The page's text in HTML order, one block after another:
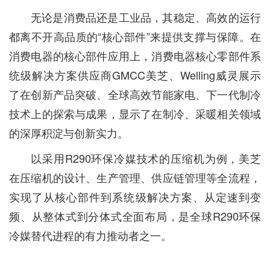
无论是消费品还是工业品，其稳定、高效的运行
都离不开高品质的“核心部件”来提供支撑与保障。在
消费电器的核心部件应用上，消费电器核心零部件系
统级解决方案供应商GMCC美芝、Welling威灵展示
了在创新产品突破、全球高效节能家电、下一代制冷
技术上的探索与成果，显示了在制冷、采暖相关领域
的深厚积淀与创新实力。
以采用R290环保冷媒技术的压缩机为例，美芝
在压缩机的设计、生产管理、供应链管理等全流程，
实现了从核心部件到系统级解决方案、从定速到变
频、从整体式到分体式全面布局，是全球R290环保
冷媒替代进程的有力推动者之一。